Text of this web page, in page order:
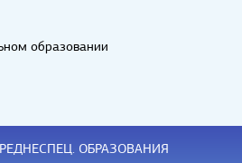
образовании
ОБРАЗОВАНИЯ